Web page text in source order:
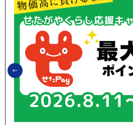
前のスライドを表示